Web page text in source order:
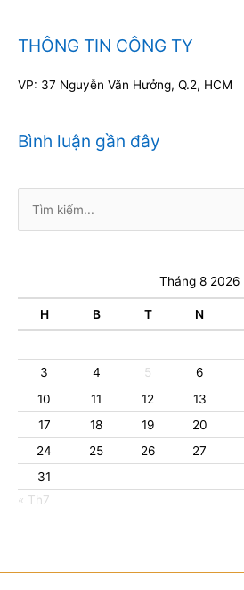
THÔNG TIN CÔNG TY
VP: 37 Nguyễn Văn Hưởng, Q.2, HCM
Bình luận gần đây
kiếm:
Tháng 8 2026
H B T N
3
4 5 6
10
11 12 13
17
18 19 20
24
25 26 27
31
« Th7